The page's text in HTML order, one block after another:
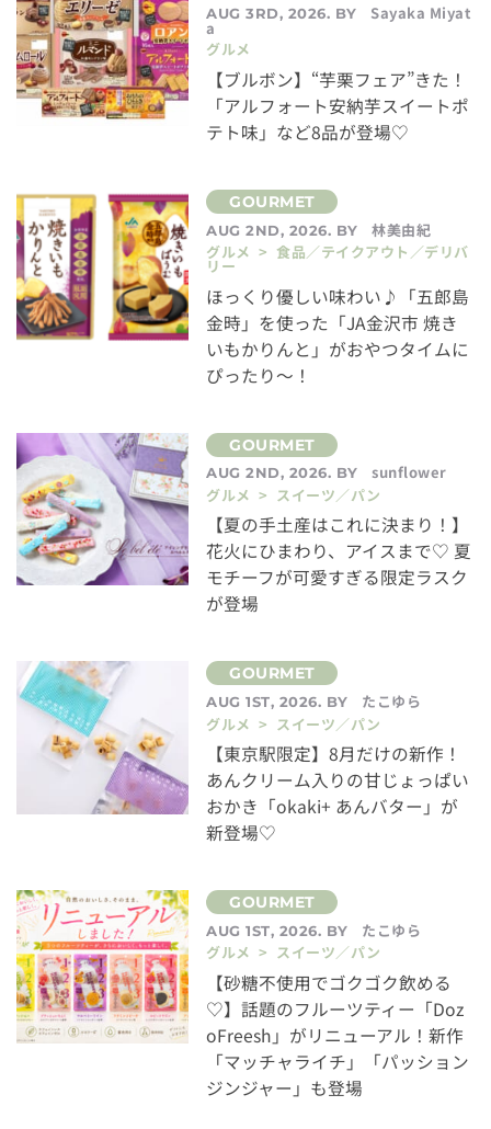
AUG 3RD, 2026. BY Sayaka Miyat
a
グルメ
【ブルボン】“芋栗フェア”きた！
「アルフォート安納芋スイートポ
テト味」など8品が登場♡
AUG 2ND, 2026. BY
林美由紀
グルメ > 食品／テイクアウト／デリバ
リー
ほっくり優しい味わい♪「五郎島
金時」を使った「JA金沢市 焼き
いもかりんと」がおやつタイムに
ぴったり～！
AUG 2ND, 2026. BY
sunflower
グルメ > スイーツ／パン
【夏の手土産はこれに決まり！】
花火にひまわり、アイスまで♡ 夏
モチーフが可愛すぎる限定ラスク
が登場
AUG 1ST, 2026. BY
たこゆら
グルメ > スイーツ／パン
【東京駅限定】8月だけの新作！
あんクリーム入りの甘じょっぱい
おかき「okaki+ あんバター」が
新登場♡
AUG 1ST, 2026. BY
たこゆら
グルメ > スイーツ／パン
【砂糖不使用でゴクゴク飲める
♡】話題のフルーツティー「Doz
oFreesh」がリニューアル！新作
「マッチャライチ」「パッション
ジンジャー」も登場